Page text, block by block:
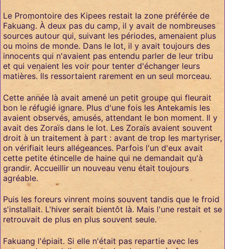
Le Promontoire des Kipees restait la zone préférée de
Fakuang. À deux pas du camp, il y avait de nombreuses
sources autour qui, suivant les périodes, amenaient plus
ou moins de monde. Dans le lot, il y avait toujours des
innocents qui n'avaient pas entendu parler de leur tribu
et qui venaient les voir pour tenter d'échanger leurs
matières. Ils ressortaient rarement en un seul morceau.
Cette année là avait amené un petit groupe qui fleurait
bon le réfugié ignare. Plus d'une fois les Antekamis les
avaient observés, amusés, attendant le bon moment. Il y
avait des Zoraïs dans le lot. Les Zoraïs avaient souvent
droit à un traitement à part : avant de trop les martyriser,
on vérifiait leurs allégeances. Parfois l'un d'eux avait
cette petite étincelle de haine qui ne demandait qu'à
grandir. Accueillir un nouveau venu était toujours
agréable.
Puis les foreurs vinrent moins souvent tandis que le froid
s'installait. L'hiver serait bientôt là. Mais l'une restait et se
retrouvait de plus en plus souvent seule.
Fakuang l'épiait. Si elle n'était pas repartie avec les